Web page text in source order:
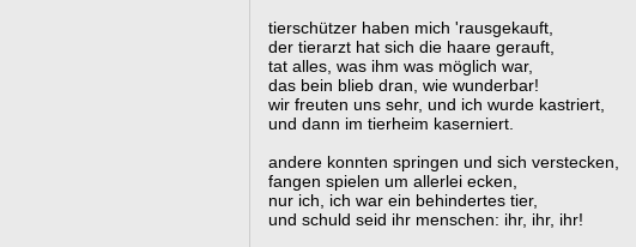
tierschützer haben mich 'rausgekauft,
der tierarzt hat sich die haare gerauft,
tat alles, was ihm was möglich war,
das bein blieb dran, wie wunderbar!
wir freuten uns sehr, und ich wurde kastriert,
und dann im tierheim kaserniert.
andere konnten springen und sich verstecken,
fangen spielen um allerlei ecken,
nur ich, ich war ein behindertes tier,
und schuld seid ihr menschen: ihr, ihr, ihr!